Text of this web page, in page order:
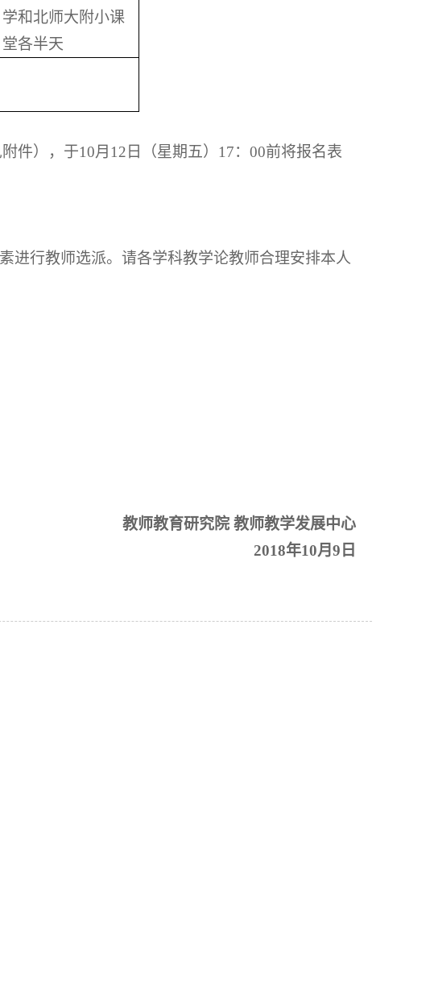
学和北师大附小课
堂各半天
件），于10月12日（星期五）17：00前将报名表
进行教师选派。请各学科教学论教师合理安排本人
教师教育研究院 教师教学发展中心
2018年10月9日